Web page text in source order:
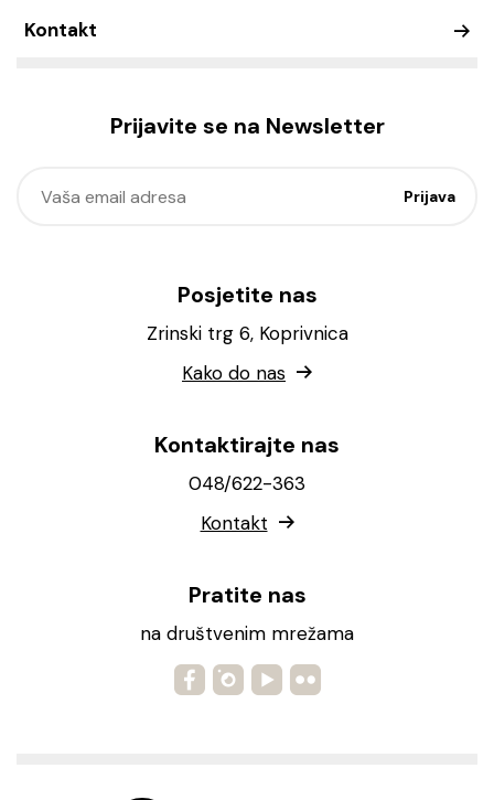
Kontakt
Prijavite se na Newsletter
Posjetite nas
Zrinski trg 6, Koprivnica
Kako do nas
Kontaktirajte nas
048/622-363
Kontakt
Pratite nas
na društvenim mrežama